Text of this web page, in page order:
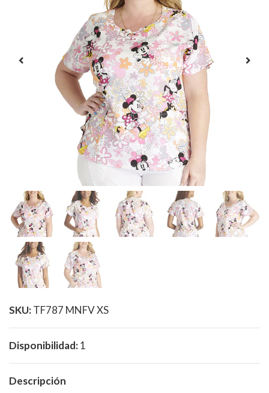
SKU:TF787 MNFV XS
Disponibilidad:1
Descripción